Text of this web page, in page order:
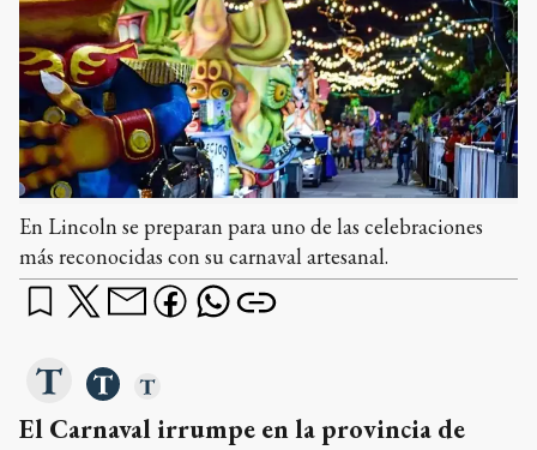
En Lincoln se preparan para uno de las celebraciones
más reconocidas con su carnaval artesanal.
El Carnaval irrumpe en la provincia de